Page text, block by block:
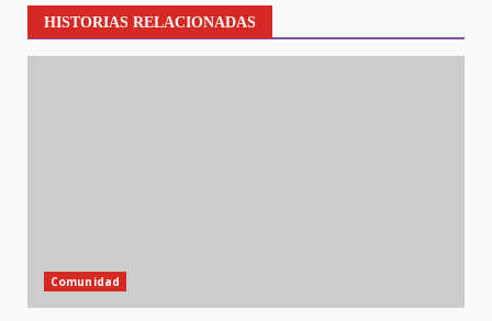
HISTORIAS RELACIONADAS
Comunidad